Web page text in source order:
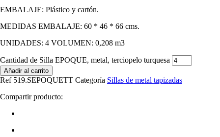
EMBALAJE: Plástico y cartón.
MEDIDAS EMBALAJE: 60 * 46 * 66 cms.
UNIDADES: 4 VOLUMEN: 0,208 m3
Cantidad de Silla EPOQUE, metal, terciopelo turquesa
Añadir al carrito
Ref 519.SEPOQUETT Categoría Sillas de metal tapizadas
Compartir producto: